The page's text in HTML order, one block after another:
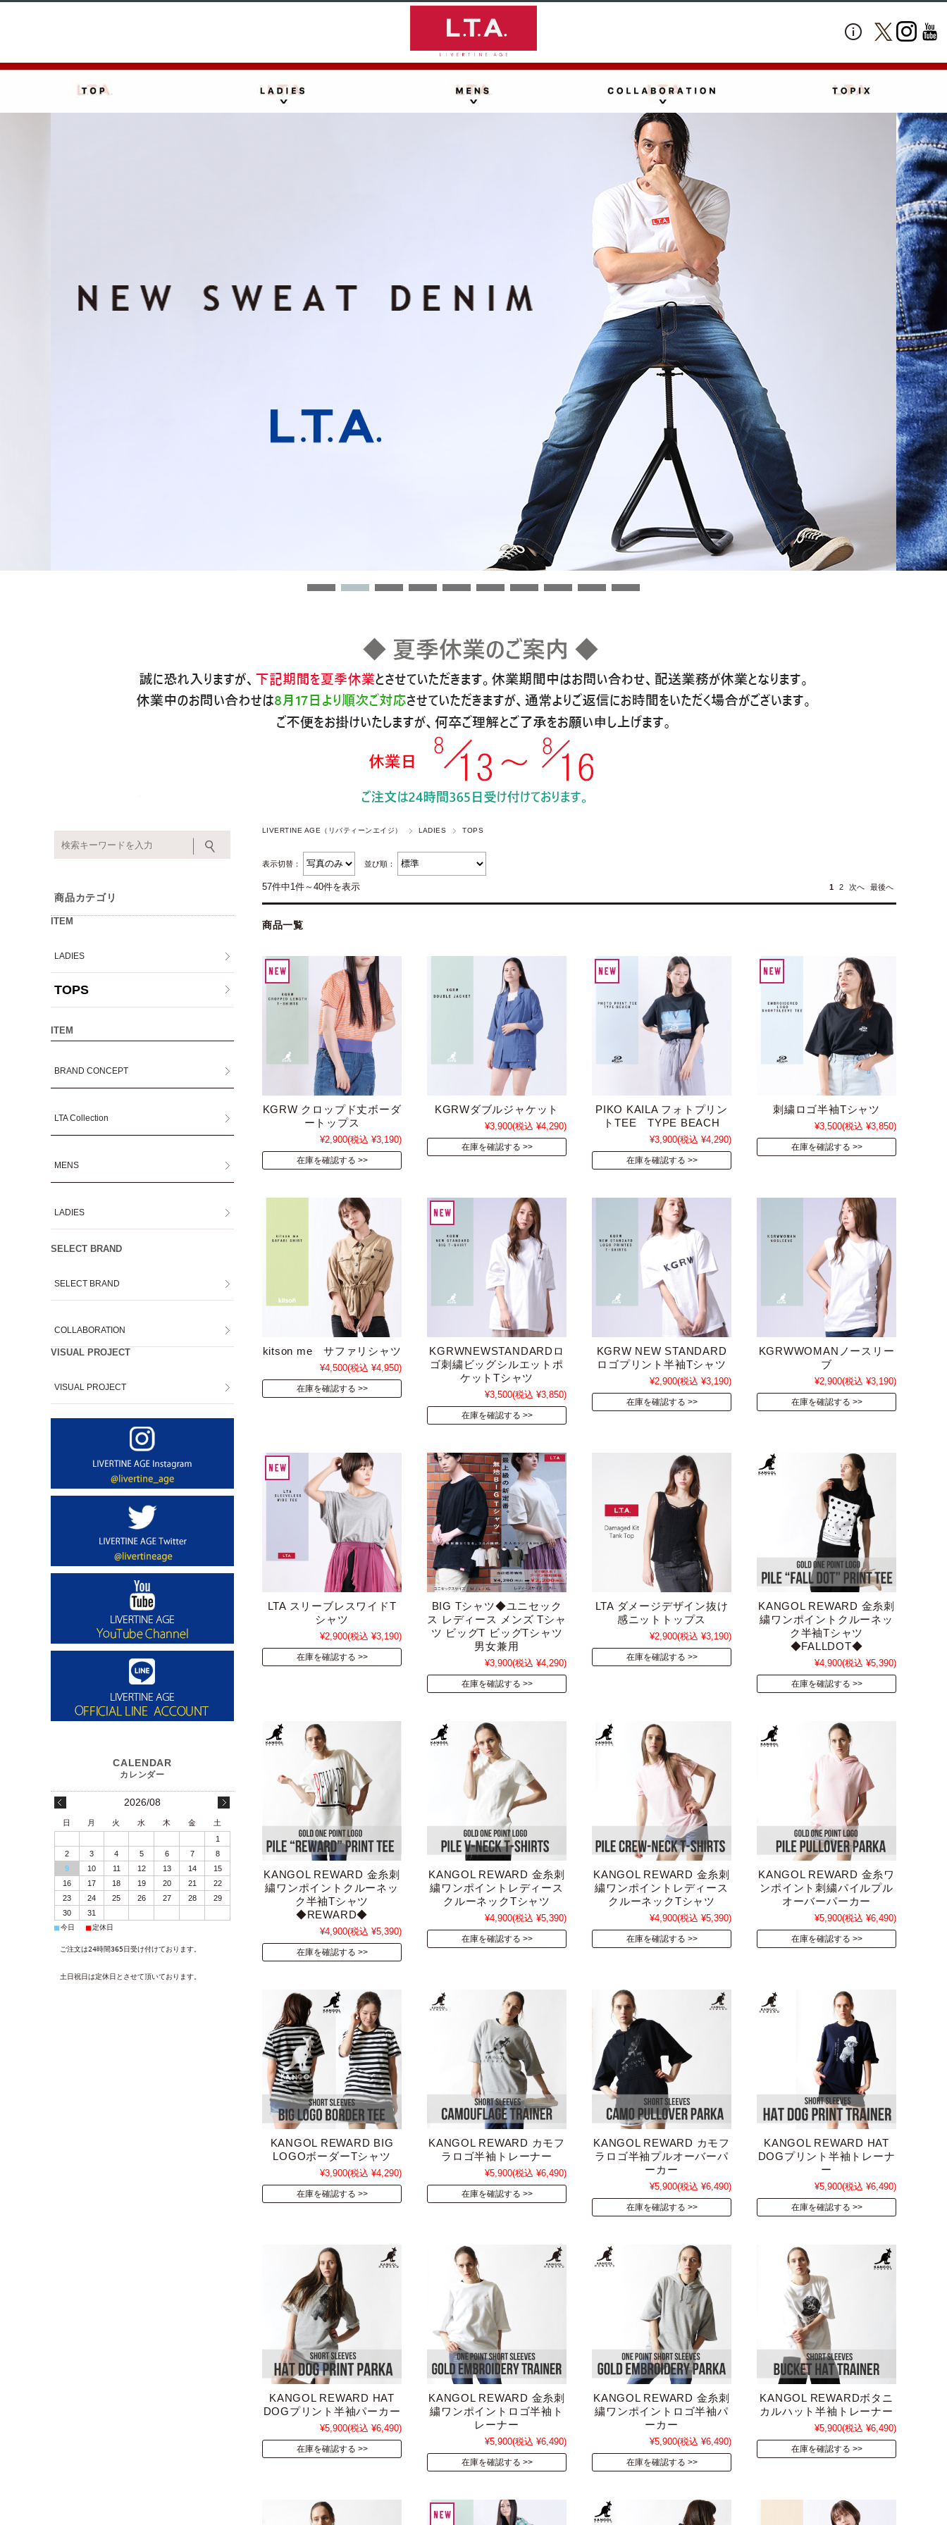
LIVERTINE AGE（リバティーンエイジ） LADIES TOPS
表示切替： 並び順：
57件中1件～40件を表示 1 2 次へ 最後へ
商品一覧
KGRW クロップド丈ボーダ
ートップス
¥2,900(税込 ¥3,190)
在庫を確認する
KGRWダブルジャケット
¥3,900(税込 ¥4,290)
在庫を確認する
PIKO KAILA フォトプリン
トTEE TYPE BEACH
¥3,900(税込 ¥4,290)
在庫を確認する
刺繍ロゴ半袖Tシャツ
¥3,500(税込 ¥3,850)
在庫を確認する
kitson me サファリシャツ
¥4,500(税込 ¥4,950)
在庫を確認する
KGRWNEWSTANDARDロ
ゴ刺繍ビッグシルエットポ
ケットTシャツ
¥3,500(税込 ¥3,850)
在庫を確認する
KGRW NEW STANDARD
ロゴプリント半袖Tシャツ
¥2,900(税込 ¥3,190)
在庫を確認する
KGRWWOMANノースリー
ブ
¥2,900(税込 ¥3,190)
在庫を確認する
LTA スリーブレスワイドT
シャツ
¥2,900(税込 ¥3,190)
在庫を確認する
BIG Tシャツ◆ユニセック
ス レディース メンズ Tシャ
ツ ビッグT ビッグTシャツ
男女兼用
¥3,900(税込 ¥4,290)
在庫を確認する
LTA ダメージデザイン抜け
感ニットトップス
¥2,900(税込 ¥3,190)
在庫を確認する
KANGOL REWARD 金糸刺
繍ワンポイントクルーネッ
ク半袖Tシャツ
◆FALLDOT◆
¥4,900(税込 ¥5,390)
在庫を確認する
KANGOL REWARD 金糸刺
繍ワンポイントクルーネッ
ク半袖Tシャツ
◆REWARD◆
¥4,900(税込 ¥5,390)
在庫を確認する
KANGOL REWARD 金糸刺
繍ワンポイントレディース
クルーネックTシャツ
¥4,900(税込 ¥5,390)
在庫を確認する
KANGOL REWARD 金糸刺
繍ワンポイントレディース
クルーネックTシャツ
¥4,900(税込 ¥5,390)
在庫を確認する
KANGOL REWARD 金糸ワ
ンポイント刺繍パイルプル
オーバーパーカー
¥5,900(税込 ¥6,490)
在庫を確認する
KANGOL REWARD BIG
LOGOボーダーTシャツ
¥3,900(税込 ¥4,290)
在庫を確認する
KANGOL REWARD カモフ
ラロゴ半袖トレーナー
¥5,900(税込 ¥6,490)
在庫を確認する
KANGOL REWARD カモフ
ラロゴ半袖プルオーバーパ
ーカー
¥5,900(税込 ¥6,490)
在庫を確認する
KANGOL REWARD HAT
DOGプリント半袖トレーナ
ー
¥5,900(税込 ¥6,490)
在庫を確認する
KANGOL REWARD HAT
DOGプリント半袖パーカー
¥5,900(税込 ¥6,490)
在庫を確認する
KANGOL REWARD 金糸刺
繍ワンポイントロゴ半袖ト
レーナー
¥5,900(税込 ¥6,490)
在庫を確認する
KANGOL REWARD 金糸刺
繍ワンポイントロゴ半袖パ
ーカー
¥5,900(税込 ¥6,490)
在庫を確認する
KANGOL REWARDボタニ
カルハット半袖トレーナー
¥5,900(税込 ¥6,490)
在庫を確認する
商品カテゴリ
ITEM
LADIES
TOPS
ITEM
BRAND CONCEPT
LTA Collection
MENS
LADIES
SELECT BRAND
SELECT BRAND
COLLABORATION
VISUAL PROJECT
VISUAL PROJECT
2026/08
日 月 火 水 木 金
土
1
2
3 4 5 6 7
8
9
10 11 12 13 14
15
16
17 18 19 20 21
22
23
24 25 26 27 28
29
30
31
■今日 ■定休日
ご注文は24時間365日受け付けております。
土日祝日は定休日とさせて頂いております。